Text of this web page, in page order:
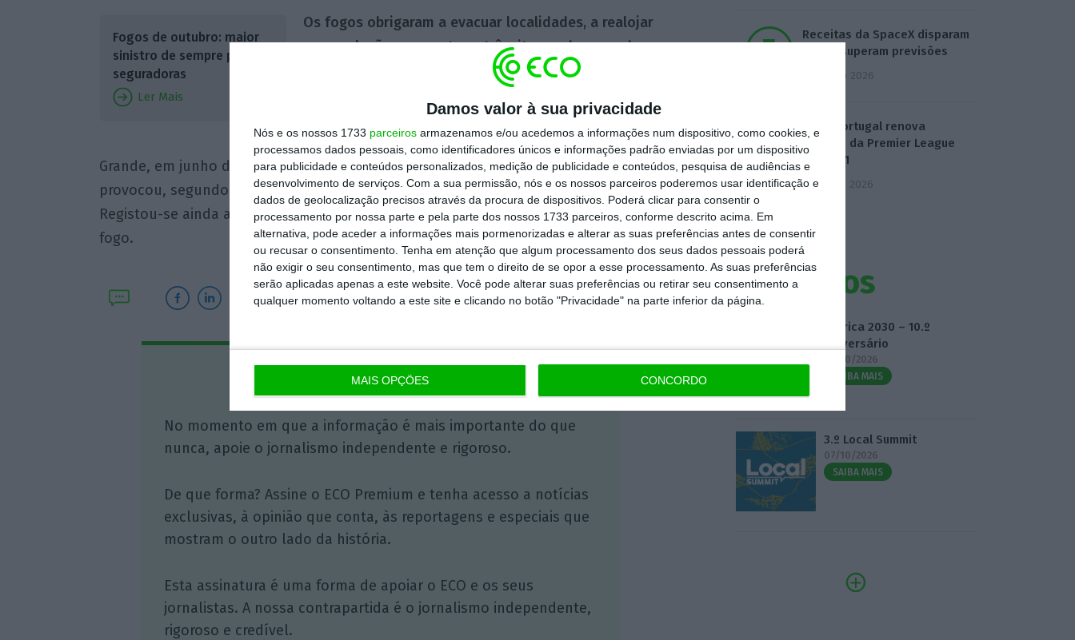
Damos valor à sua privacidade
Nós e os nossos 1733 parceiros armazenamos e/ou acedemos a informações num dispositivo, como cookies, e
processamos dados pessoais, como identificadores únicos e informações padrão enviadas por um dispositivo
para publicidade e conteúdos personalizados, medição de publicidade e conteúdos, pesquisa de audiências e
desenvolvimento de serviços. Com a sua permissão, nós e os nossos parceiros poderemos usar identificação e
dados de geolocalização precisos através da procura de dispositivos. Poderá clicar para consentir o
processamento por nossa parte e pela parte dos nossos 1733 parceiros, conforme descrito acima. Em
alternativa, pode aceder a informações mais pormenorizadas e alterar as suas preferências antes de consentir
ou recusar o consentimento. Tenha em atenção que algum processamento dos seus dados pessoais poderá
não exigir o seu consentimento, mas que tem o direito de se opor a esse processamento. As suas preferências
serão aplicadas apenas a este website. Você pode alterar suas preferências ou retirar seu consentimento a
qualquer momento voltando a este site e clicando no botão "Privacidade" na parte inferior da página.
MAIS OPÇÕES CONCORDO
Fogos de outubro: maior
sinistro de sempre para
seguradoras
Ler Mais
Os fogos obrigaram a evacuar localidades, a realojar
as populações e a cortar o trânsito em dezenas de
estradas, sobretudo nas regiões Norte e Centro.
Esta foi a segunda situação mais grave de incêndios
com mortos em Portugal, depois de Pedrógão
Grande, em junho deste ano, em que um fogo alastrou a outros municípios e
provocou, segundo a contabilização oficial, 64 mortos e mais de 250 feridos.
Registou-se ainda a morte de uma mulher que foi atropelada quando fugia deste
fogo.
https://eco.sapo.pt/2017/10/30/incendios-seguranca-social-vai-apoiar-agricultores-ate-1-053-euros/ Copiar
Assine o ECO Premium
No momento em que a informação é mais importante do que
nunca, apoie o jornalismo independente e rigoroso.
De que forma? Assine o ECO Premium e tenha acesso a notícias
exclusivas, à opinião que conta, às reportagens e especiais que
mostram o outro lado da história.
Esta assinatura é uma forma de apoiar o ECO e os seus
jornalistas. A nossa contrapartida é o jornalismo independente,
rigoroso e credível.
Receitas da SpaceX disparam
92% e superam previsões
4 Agosto 2026
Dazn Portugal renova
direitos da Premier League
até 2031
5 Agosto 2026
Eventos
Fábrica 2030 – 10.º
Aniversário
14/10/2026
SAIBA MAIS
3.º Local Summit
07/10/2026
SAIBA MAIS